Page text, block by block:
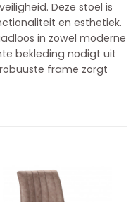
Deze stoel is
en esthetiek.
in zowel moderne
bekleding nodigt uit
frame zorgt